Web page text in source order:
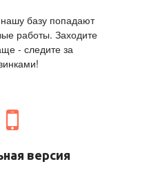
базу попадают
работы. Заходите
- следите за
версия